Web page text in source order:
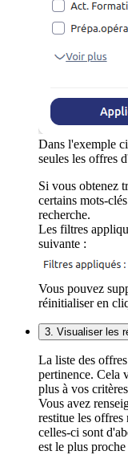
Dans l'exemple
seules les offres
Si vous obtenez
certains mots-
recherche.
Les filtres
suivante :
Vous pouvez
réinitialiser en
3. Visualiser les
La liste des
pertinence. Cela
plus à vos critères
Vous avez
restitue les offres
celles-ci sont
est le plus